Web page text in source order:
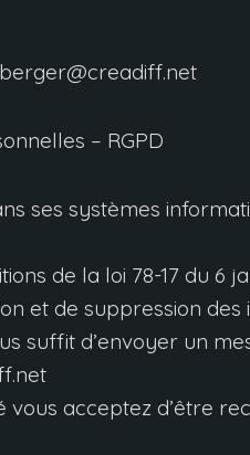
– RGPD
ses systèmes
de la loi 78-17 du 6
et de suppression
suffit d’envoyer un
vous acceptez d’être